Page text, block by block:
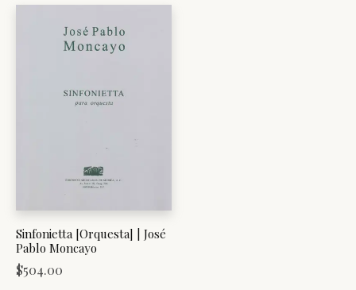
Sinfonietta [Orquesta] | José
Pablo Moncayo
$504.00